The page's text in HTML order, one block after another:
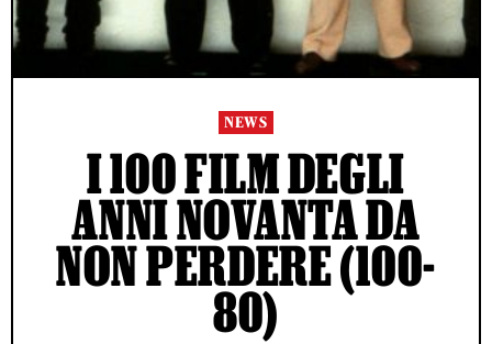
NEWS
I 100 FILM DEGLI
ANNI NOVANTA DA
NON PERDERE (100-
80)